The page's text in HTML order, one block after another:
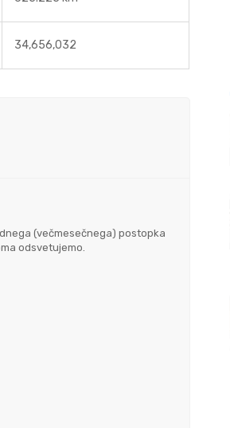
34,656,032
(večmesečnega) postopka
odsvetujemo.